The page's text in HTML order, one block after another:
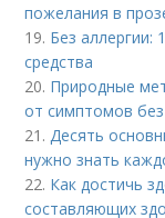
пожелания в
19. Без аллергии:
средства
20. Природные
от симптомов без
21. Десять
нужно знать
22. Как достичь
составляющих